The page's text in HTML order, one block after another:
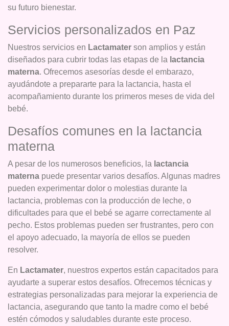
su futuro bienestar.
Servicios personalizados en Paz
Nuestros servicios en Lactamater son amplios y están
diseñados para cubrir todas las etapas de la lactancia
materna. Ofrecemos asesorías desde el embarazo,
ayudándote a prepararte para la lactancia, hasta el
acompañamiento durante los primeros meses de vida del
bebé.
Desafíos comunes en la lactancia
materna
A pesar de los numerosos beneficios, la lactancia
materna puede presentar varios desafíos. Algunas madres
pueden experimentar dolor o molestias durante la
lactancia, problemas con la producción de leche, o
dificultades para que el bebé se agarre correctamente al
pecho. Estos problemas pueden ser frustrantes, pero con
el apoyo adecuado, la mayoría de ellos se pueden
resolver.
En Lactamater, nuestros expertos están capacitados para
ayudarte a superar estos desafíos. Ofrecemos técnicas y
estrategias personalizadas para mejorar la experiencia de
lactancia, asegurando que tanto la madre como el bebé
estén cómodos y saludables durante este proceso.